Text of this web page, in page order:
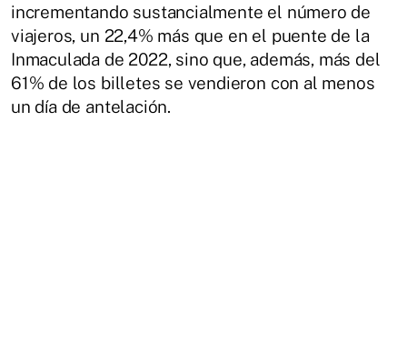
incrementando sustancialmente el número de
viajeros, un 22,4% más que en el puente de la
Inmaculada de 2022, sino que, además, más del
61% de los billetes se vendieron con al menos
un día de antelación.